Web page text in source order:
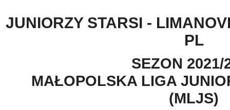
JUNIORZY STARSI -
PL
SEZON 2021/
MAŁOPOLSKA LIGA
(MLJS)